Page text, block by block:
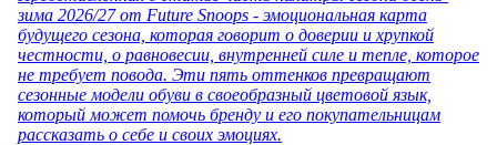
зима 2026/27 от Future Snoops - эмоциональная карта
будущего сезона, которая говорит о доверии и хрупкой
честности, о равновесии, внутренней силе и тепле, которое
не требует повода. Эти пять оттенков превращают
сезонные модели обуви в своеобразный цветовой язык,
который может помочь бренду и его покупательницам
рассказать о себе и своих эмоциях.